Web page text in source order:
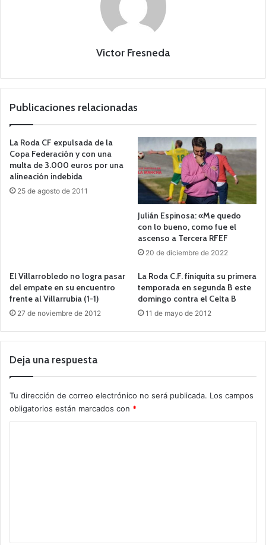
Victor Fresneda
Publicaciones relacionadas
La Roda CF expulsada de la
Copa Federación y con una
multa de 3.000 euros por una
alineación indebida
25 de agosto de 2011
Julián Espinosa: «Me quedo
con lo bueno, como fue el
ascenso a Tercera RFEF
20 de diciembre de 2022
El Villarrobledo no logra pasar
del empate en su encuentro
frente al Villarrubia (1-1)
27 de noviembre de 2012
La Roda C.F. finiquita su primera
temporada en segunda B este
domingo contra el Celta B
11 de mayo de 2012
Deja una respuesta
Tu dirección de correo electrónico no será publicada. Los campos
obligatorios están marcados con *